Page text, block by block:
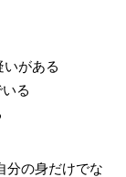
がある
る
分の身だけでな